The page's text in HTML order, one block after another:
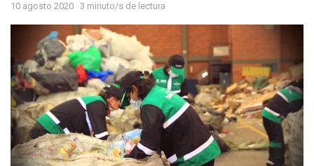
10 agosto 2020 3 minuto/s de lectura